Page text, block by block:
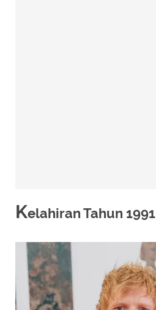
Kelahiran Tahun 1991